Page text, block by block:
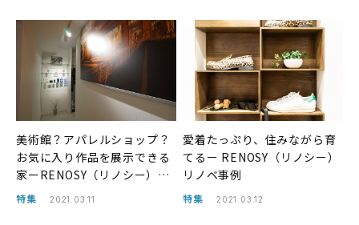
美術館？アパレルショップ？
お気に入り作品を展示できる
家ーRENOSY（リノシー）リ
ノベ事例
特集 2021.03.11
愛着たっぷり、住みながら育
てるー RENOSY（リノシー）
リノベ事例
特集 2021.03.12